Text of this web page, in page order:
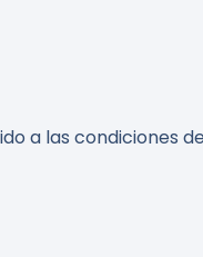
a las condiciones